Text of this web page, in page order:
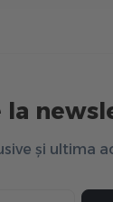
la
și ultima